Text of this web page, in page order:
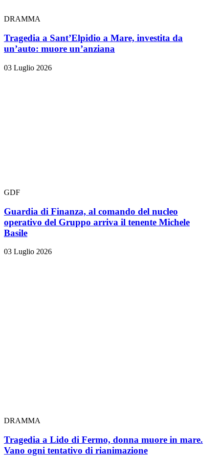
DRAMMA
Tragedia a Sant’Elpidio a Mare, investita da
un’auto: muore un’anziana
03 Luglio 2026
GDF
Guardia di Finanza, al comando del nucleo
operativo del Gruppo arriva il tenente Michele
Basile
03 Luglio 2026
DRAMMA
Tragedia a Lido di Fermo, donna muore in mare.
Vano ogni tentativo di rianimazione